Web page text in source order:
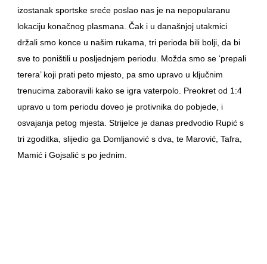
izostanak sportske sreće poslao nas je na nepopularanu
lokaciju konačnog plasmana. Čak i u današnjoj utakmici
držali smo konce u našim rukama, tri perioda bili bolji, da bi
sve to poništili u posljednjem periodu. Možda smo se ‘prepali
terera’ koji prati peto mjesto, pa smo upravo u ključnim
trenucima zaboravili kako se igra vaterpolo. Preokret od 1:4
upravo u tom periodu doveo je protivnika do pobjede, i
osvajanja petog mjesta. Strijelce je danas predvodio Rupić s
tri zgoditka, slijedio ga Domljanović s dva, te Marović, Tafra,
Mamić i Gojsalić s po jednim.